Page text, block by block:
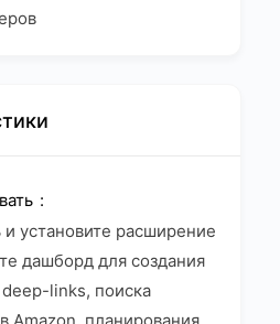
и установите расширение
дашборд для создания
links, поиска